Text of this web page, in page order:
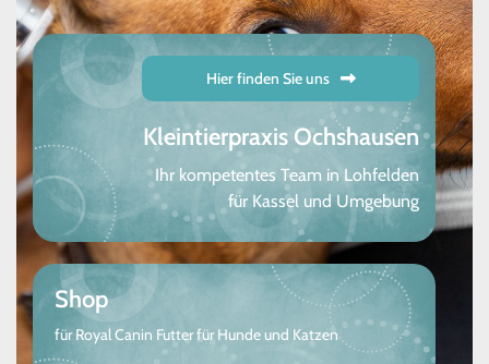
Hier finden Sie uns
Kleintierpraxis Ochshausen
Ihr kompetentes Team in Lohfelden
für Kassel und Umgebung
Shop
für Royal Canin Futter für Hunde und Katzen